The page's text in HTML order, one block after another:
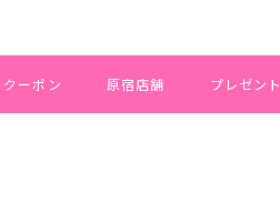
クーポン 原宿店舗 プレゼント